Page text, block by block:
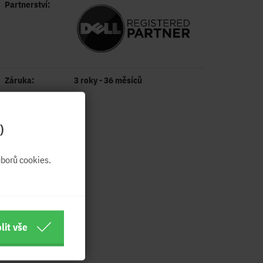
Partnerství:
Záruka: 3 roky - 36 měsíců
cookies.
vše